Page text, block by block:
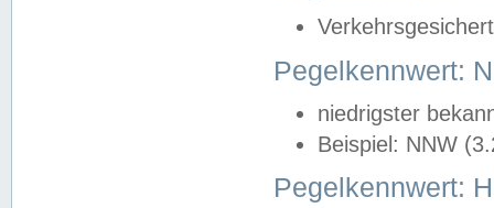
Pegelkennwert:
niedrigster
Beispiel: NNW
Pegelkennwert: